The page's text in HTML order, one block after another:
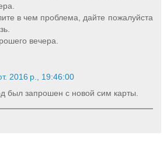
в чем проблема, дайте пожалуйста
вечера.
2016 р., 19:46:00
был запрошен с новой сим карты.